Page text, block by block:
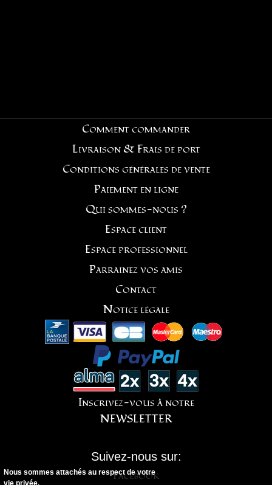
Comment commander
Livraison & Frais de port
Conditions générales de vente
Paiement en ligne
Qui sommes-nous ?
Espace client
Espace professionnel
Parrainez vos amis
Contact
Notice légale
Inscrivez-vous à notre
NEWSLETTER
Suivez-nous sur:
Facebook
Nous sommes attachés au respect de votre
vie privée.